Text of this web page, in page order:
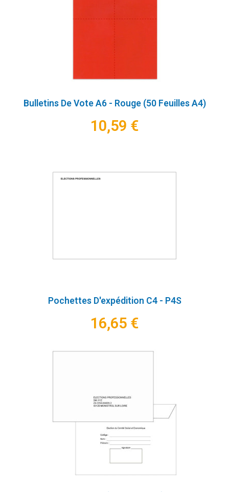
Bulletins De Vote A6 - Rouge (50 Feuilles A4)
10,59 €
Pochettes D'expédition C4 - P4S
16,65 €